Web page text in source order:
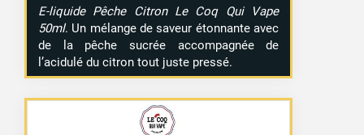
E-liquide Pêche Citron Le Coq Qui Vape
50ml. Un mélange de saveur étonnante avec
de la pêche sucrée accompagnée de
l’acidulé du citron tout juste pressé.